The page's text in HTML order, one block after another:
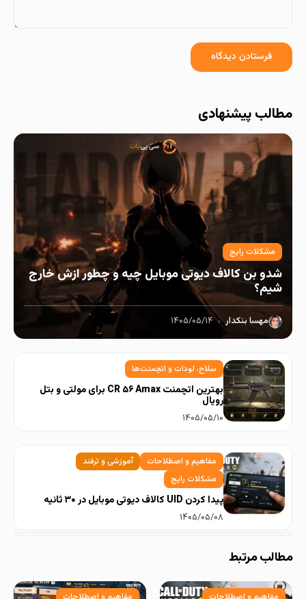
مطالب پیشنهادی
مشکلات رایج
شدو بن کالاف دیوتی موبایل چیه و چطور ازش خارج
شیم؟
مهسا بنکدار ۱۴۰۵/۰۵/۱۴
سلاح، لودات و اتچمنت‌ها
بهترین اتچمنت CR ۵۶ Amax برای مولتی و بتل
رویال
۱۴۰۵/۰۵/۱۰
مفاهیم و اصطلاحات
آموزشی و ترفند
مشکلات رایج
پیدا کردن UID کالاف دیوتی موبایل در ۳۰ ثانیه
۱۴۰۵/۰۵/۰۸
مطالب مرتبط